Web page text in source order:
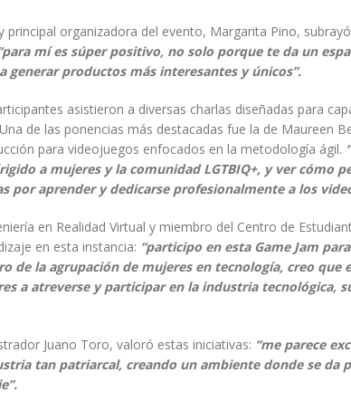
organizadora del evento, Margarita Pino,
mí es súper positivo, no solo porque te da un
generar productos más interesantes y únicos”.
asistieron a diversas charlas diseñadas para
de las ponencias más destacadas fue la de Maureen
para videojuegos enfocados en la metodología ágil.
a mujeres y la comunidad LGTBIQ+, y ver cómo
por aprender y dedicarse profesionalmente a los
en Realidad Virtual y miembro del Centro de
en esta instancia: “participo en esta Game Jam
de la agrupación de mujeres en tecnología, creo que
a atreverse y participar en la industria tecnológica,
Juano Toro, valoró estas iniciativas: “me parece
tan patriarcal, creando un ambiente donde se da